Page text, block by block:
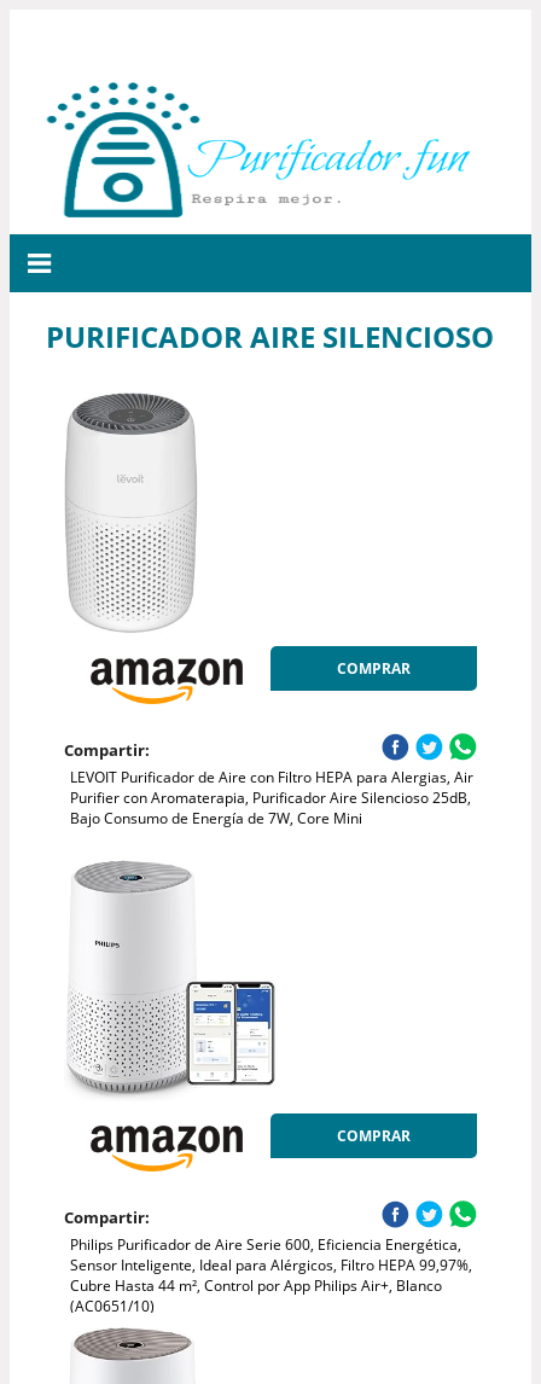
PURIFICADOR AIRE SILENCIOSO
COMPRAR
Compartir:
LEVOIT Purificador de Aire con Filtro HEPA para Alergias, Air
Purifier con Aromaterapia, Purificador Aire Silencioso 25dB,
Bajo Consumo de Energía de 7W, Core Mini
COMPRAR
Compartir:
Philips Purificador de Aire Serie 600, Eficiencia Energética,
Sensor Inteligente, Ideal para Alérgicos, Filtro HEPA 99,97%,
Cubre Hasta 44 m², Control por App Philips Air+, Blanco
(AC0651/10)